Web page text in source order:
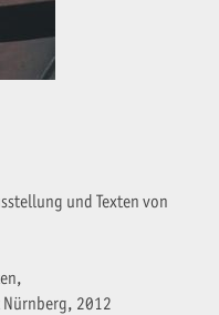
und Texten von
Nürnberg, 2012